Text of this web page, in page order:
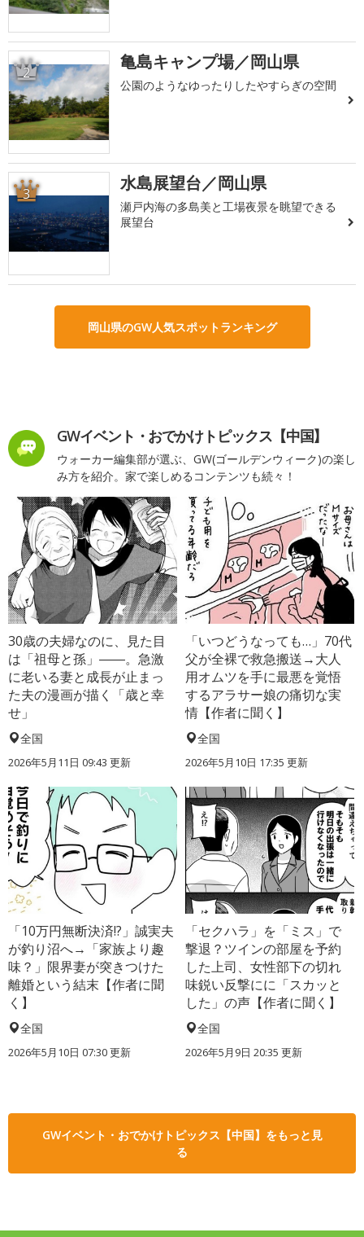
2 亀島キャンプ場／岡山県
公園のようなゆったりしたやすらぎの空間
3 水島展望台／岡山県
瀬戸内海の多島美と工場夜景を眺望できる
展望台
岡山県のGW人気スポットランキング
GWイベント・おでかけトピックス【中国】
ウォーカー編集部が選ぶ、GW(ゴールデンウィーク)の楽し
み方を紹介。家で楽しめるコンテンツも続々！
30歳の夫婦なのに、見た目
は「祖母と孫」――。急激
に老いる妻と成長が止まっ
た夫の漫画が描く「歳と幸
せ」
全国
2026年5月11日 09:43 更新
「いつどうなっても…」70代
父が全裸で救急搬送→大人
用オムツを手に最悪を覚悟
するアラサー娘の痛切な実
情【作者に聞く】
全国
2026年5月10日 17:35 更新
「10万円無断決済!?」誠実夫
が釣り沼へ→「家族より趣
味？」限界妻が突きつけた
離婚という結末【作者に聞
く】
全国
2026年5月10日 07:30 更新
「セクハラ」を「ミス」で
撃退？ツインの部屋を予約
した上司、女性部下の切れ
味鋭い反撃にに「スカッと
した」の声【作者に聞く】
全国
2026年5月9日 20:35 更新
GWイベント・おでかけトピックス【中国】をもっと見
る